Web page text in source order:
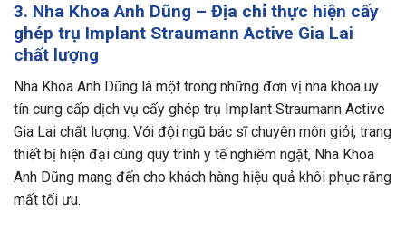
3. Nha Khoa Anh Dũng – Địa chỉ thực hiện cấy
ghép trụ Implant Straumann Active Gia Lai
chất lượng
Nha Khoa Anh Dũng là một trong những đơn vị nha khoa uy
tín cung cấp dịch vụ cấy ghép trụ Implant Straumann Active
Gia Lai chất lượng. Với đội ngũ bác sĩ chuyên môn giỏi, trang
thiết bị hiện đại cùng quy trình y tế nghiêm ngặt, Nha Khoa
Anh Dũng mang đến cho khách hàng hiệu quả khôi phục răng
mất tối ưu.